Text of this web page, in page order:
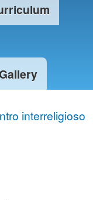
interreligioso